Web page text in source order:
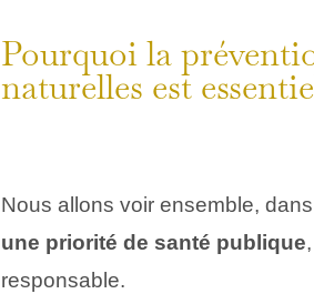
Pourquoi la
naturelles est
Nous allons voir ensemble,
une priorité de santé publique
responsable.